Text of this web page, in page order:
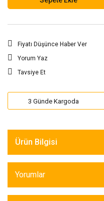
Fiyatı Düşünce Haber Ver
Yorum Yaz
Tavsiye Et
3 Günde Kargoda
Ürün Bilgisi
Yorumlar